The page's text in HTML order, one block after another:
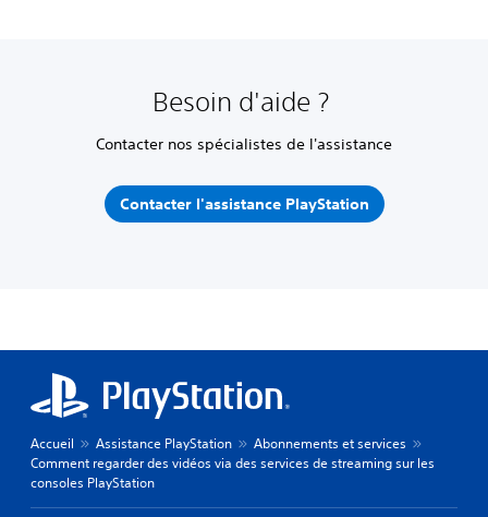
Besoin d'aide ?
Contacter nos spécialistes de l'assistance
Contacter l'assistance PlayStation
Accueil Assistance PlayStation
Abonnements et services
Comment regarder des vidéos via des services de streaming sur les
consoles PlayStation